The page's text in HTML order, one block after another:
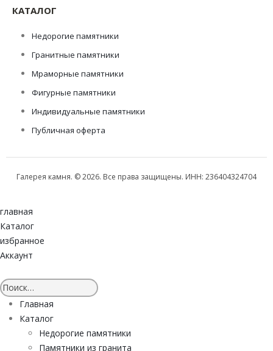
КАТАЛОГ
Недорогие памятники
Гранитные памятники
Мраморные памятники
Фигурные памятники
Индивидуальные памятники
Публичная оферта
Галерея камня. © 2026. Все права защищены. ИНН: 236404324704
главная
Каталог
избранное
Аккаунт
Главная
Каталог
Недорогие памятники
Памятники из гранита